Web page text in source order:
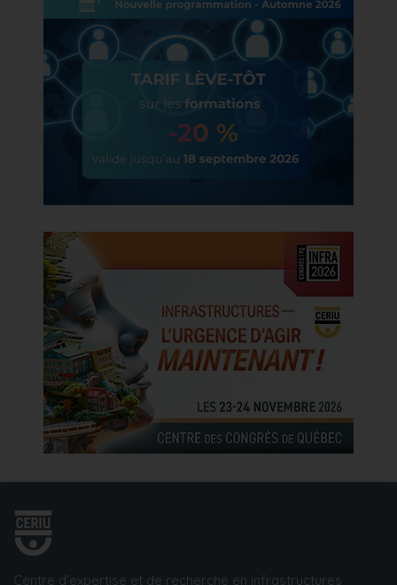
Centre d’expertise et de recherche en infrastructures